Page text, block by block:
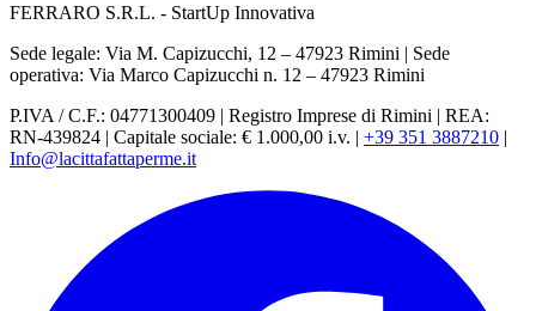
FERRARO S.R.L. - StartUp Innovativa
Sede legale: Via M. Capizucchi, 12 – 47923 Rimini | Sede
operativa: Via Marco Capizucchi n. 12 – 47923 Rimini
P.IVA / C.F.: 04771300409 | Registro Imprese di Rimini | REA:
RN-439824 | Capitale sociale: € 1.000,00 i.v. | +39 351 3887210 |
Info@lacittafattaperme.it